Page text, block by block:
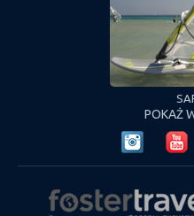
POKAŻ